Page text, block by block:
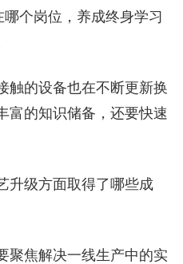
个岗位，养成终身学习
触的设备也在不断更新换
富的知识储备，还要快速
升级方面取得了哪些成
聚焦解决一线生产中的实